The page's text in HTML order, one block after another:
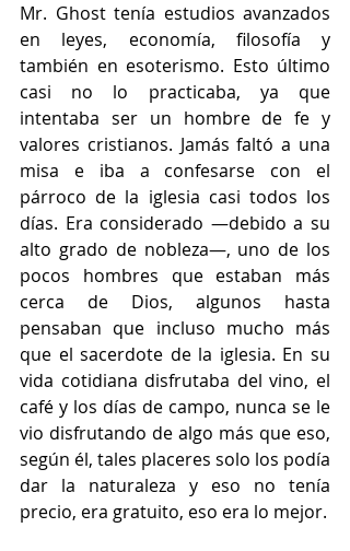
Mr. Ghost tenía estudios avanzados
en leyes, economía, filosofía y
también en esoterismo. Esto último
casi no lo practicaba, ya que
intentaba ser un hombre de fe y
valores cristianos. Jamás faltó a una
misa e iba a confesarse con el
párroco de la iglesia casi todos los
días. Era considerado —debido a su
alto grado de nobleza—, uno de los
pocos hombres que estaban más
cerca de Dios, algunos hasta
pensaban que incluso mucho más
que el sacerdote de la iglesia. En su
vida cotidiana disfrutaba del vino, el
café y los días de campo, nunca se le
vio disfrutando de algo más que eso,
según él, tales placeres solo los podía
dar la naturaleza y eso no tenía
precio, era gratuito, eso era lo mejor.